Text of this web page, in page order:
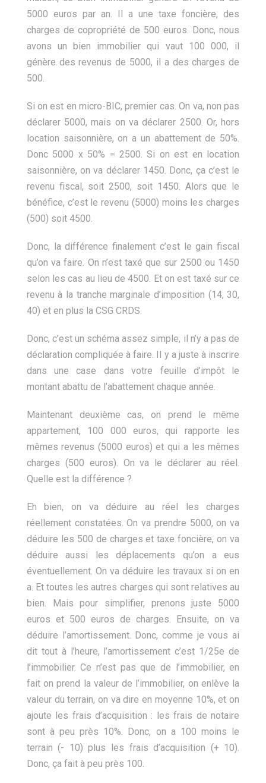
5000 euros par an. Il a une taxe foncière, des
charges de copropriété de 500 euros. Donc, nous
avons un bien immobilier qui vaut 100 000, il
génère des revenus de 5000, il a des charges de
500.
Si on est en micro-BIC, premier cas. On va, non pas
déclarer 5000, mais on va déclarer 2500. Or, hors
location saisonnière, on a un abattement de 50%.
Donc 5000 x 50% = 2500. Si on est en location
saisonnière, on va déclarer 1450. Donc, ça c’est le
revenu fiscal, soit 2500, soit 1450. Alors que le
bénéfice, c’est le revenu (5000) moins les charges
(500) soit 4500.
Donc, la différence finalement c’est le gain fiscal
qu’on va faire. On n’est taxé que sur 2500 ou 1450
selon les cas au lieu de 4500. Et on est taxé sur ce
revenu à la tranche marginale d’imposition (14, 30,
40) et en plus la CSG CRDS.
Donc, c’est un schéma assez simple, il n’y a pas de
déclaration compliquée à faire. Il y a juste à inscrire
dans une case dans votre feuille d’impôt le
montant abattu de l’abattement chaque année.
Maintenant deuxième cas, on prend le même
appartement, 100 000 euros, qui rapporte les
mêmes revenus (5000 euros) et qui a les mêmes
charges (500 euros). On va le déclarer au réel.
Quelle est la différence ?
Eh bien, on va déduire au réel les charges
réellement constatées. On va prendre 5000, on va
déduire les 500 de charges et taxe foncière, on va
déduire aussi les déplacements qu’on a eus
éventuellement. On va déduire les travaux si on en
a. Et toutes les autres charges qui sont relatives au
bien. Mais pour simplifier, prenons juste 5000
euros et 500 euros de charges. Ensuite, on va
déduire l’amortissement. Donc, comme je vous ai
dit tout à l’heure, l’amortissement c’est 1/25e de
l’immobilier. Ce n’est pas que de l’immobilier, en
fait on prend la valeur de l’immobilier, on enlève la
valeur du terrain, on va dire en moyenne 10%, et on
ajoute les frais d’acquisition : les frais de notaire
sont à peu près 10%. Donc, on a 100 moins le
terrain (- 10) plus les frais d’acquisition (+ 10).
Donc, ça fait à peu près 100.